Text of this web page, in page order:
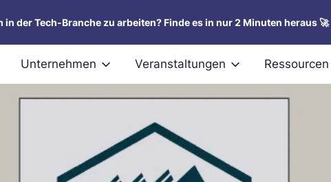
der Tech-Branche zu arbeiten? Finde es in nur 2 Minuten heraus 🚀
Unternehmen Veranstaltungen Ressourcen